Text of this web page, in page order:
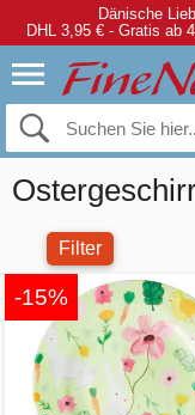
Dänische
DHL 3,95 € - Gratis ab
Filter
-15%